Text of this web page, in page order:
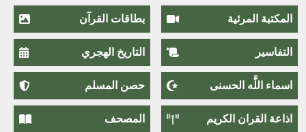
المكتبة المرئية بطاقات القرآن
التفاسير التاريخ الهجري
اسماء اللَّٰه الحسنى حصن المسلم
اذاعة القران الكريم المصحف